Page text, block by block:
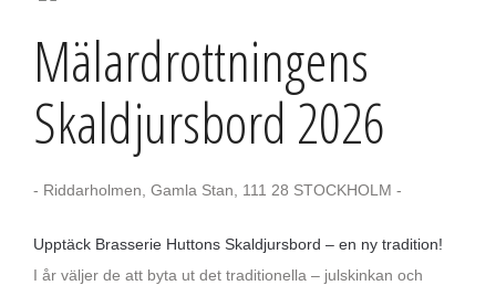
Mälardrottningens
Skaldjursbord 2026
- Riddarholmen, Gamla Stan, 111 28 STOCKHOLM -
Upptäck Brasserie Huttons Skaldjursbord – en ny tradition!
I år väljer de att byta ut det traditionella – julskinkan och